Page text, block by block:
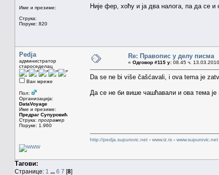
Име и презиме:
Струка:
Поруке: 820
Није фер, хоћу и ја два налога, па да се
Pedja
администратор
староседелац
Ван мреже
Пол:
Организација:
DataVoyage
Име и презиме:
Предраг Супуровић
Струка: програмер
Поруке: 1.960
Re: Правопис у делу писма
« Одговор #115 у: 08.45 ч.
Da se ne bi više čašćavali, i ova tema je
Да се не би више чашћавали и ова тема је
http://pedja.supurovic.net - www.iz.rs - www.supurovic.net
Тагови:
Странице: 1 ... 6 7 [8]